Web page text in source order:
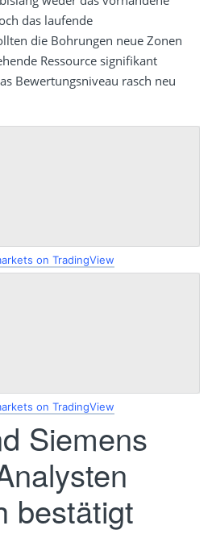
das laufende
die Bohrungen neue Zonen
Ressource signifikant
Bewertungsniveau rasch neu
on TradingView
on TradingView
Siemens
bestätigt